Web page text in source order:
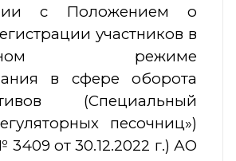
с Положением о
участников в
режиме
в сфере оборота
(Специальный
песочниц»)
от 30.12.2022 г.) АО